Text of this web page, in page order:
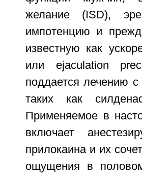
желание (ISD),
импотенцию и
известную как
или ejaculation
поддается лечению
таких как
Применяемое в
включает
прилокаина и их
ощущения в